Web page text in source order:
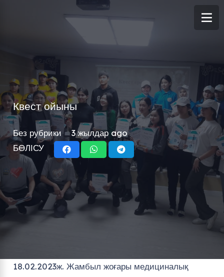
Квест ойыны
Без рубрики
3 жылдар ago
БӨЛІСУ
18.02.2023ж. Жамбыл жоғары медициналық